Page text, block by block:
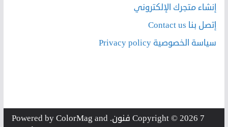
إنشاء متجرك الإلكتروني
إتصل بنا Contact us
سياسة الخصوصية Privacy policy
Copyright © 2026 7 فنون . Powered by
ColorMag and